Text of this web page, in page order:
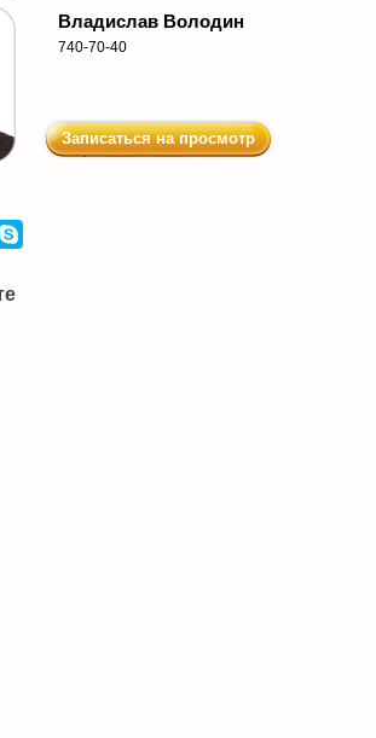
Владислав Володин
740-70-40
Записаться на просмотр